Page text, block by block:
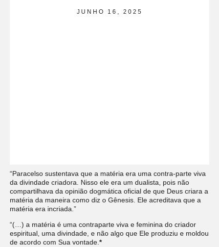
JUNHO 16, 2025
“Paracelso sustentava que a matéria era uma contra-parte viva
da divindade criadora. Nisso ele era um dualista, pois não
compartilhava da opinião dogmática oficial de que Deus criara a
matéria da maneira como diz o Gênesis. Ele acreditava que a
matéria era incriada.”
“(…) a matéria é uma contraparte viva e feminina do criador
espiritual, uma divindade, e não algo que Ele produziu e moldou
de acordo com Sua vontade.*